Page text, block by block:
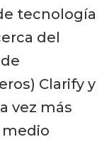
tecnología
del
Clarify y
vez más